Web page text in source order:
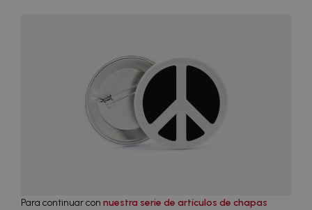
Para continuar con nuestra serie de artículos de chapas